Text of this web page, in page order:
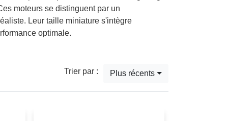
moteurs se distinguent par un
Leur taille miniature s'intègre
optimale.
Trier par : Plus récents